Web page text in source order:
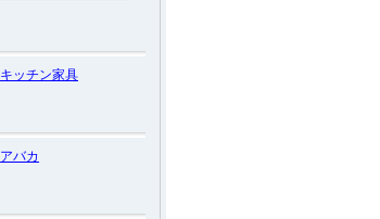
キッチン家具
アバカ